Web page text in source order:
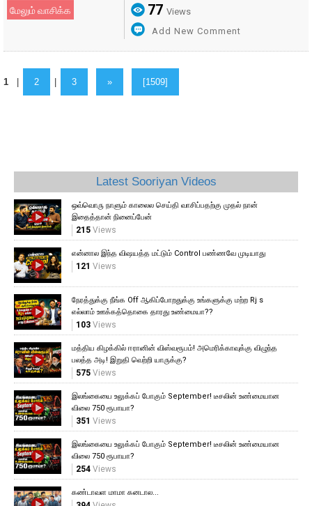
மேலும் வாசிக்க 77 Views
Add New Comment
1 2 3 » [1509]
Latest Sooriyan Videos
ஒவ்வொரு நாளும் காலைல செய்தி வாசிப்பதற்கு முதல் நான்
இதைத்தான் நினைப்பேன்
215Views
என்னால இந்த விஷயத்த மட்டும் Control பண்ணவே முடியாது
121 Views
நேரத்துக்கு நீங்க Off ஆகிப்போறதுக்கு உங்களுக்கு மற்ற Rj s
எல்லாம் ஊக்கத்தொகை தாரது உண்மையா??
103Views
மத்திய கிழக்கில் ஈரானின் விஸ்வரூபம்! அமெரிக்காவுக்கு விழுந்த
பலத்த அடி! இறுதி வெற்றி யாருக்கு?
575Views
இலங்கையை உலுக்கப் போகும் September! டீசலின் உண்மையான
விலை 750 ரூபாயா?
351 Views
இலங்கையை உலுக்கப் போகும் September! டீசலின் உண்மையான
விலை 750 ரூபாயா?
254Views
கண்டாவள மாமா கனடால...